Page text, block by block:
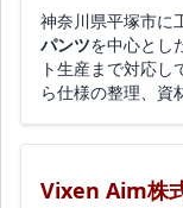
神奈川県平塚市に
パンツを中心とし
ト生産まで対応
ら仕様の整理、資
Vixen Aim株